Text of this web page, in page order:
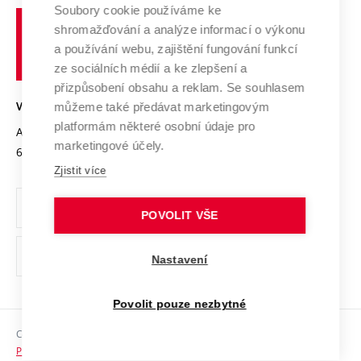
Výzkumné infrastruktury
Transfer znalostí
Open Science
Projekty
Projekty ze strukturálních fondů
Specifický výzkum
Spolupráce se školami
Služby univerzity
Mezinárodní dohody
Univerzitní sítě
Udržitelná univerzita
Podnikavá univerzita / ContriBUTe
Bezpečná univerzita
Vyznamenání
Organizační struktura
Ochrana osobních údajů
odkaz)
Sociální bezpečí
učení
technické
VYSOKÉ UČENÍ TECHNICKÉ V BRNĚ
Antonínská 548/1
602 00 Brno
www.vut.cz
vut@vutbr.cz
Copyright © 2026 VUT
Prohlášení o přístupnosti
Soubory cookie používáme ke
shromažďování a analýze informací o výkonu
a používání webu, zajištění fungování funkcí
ze sociálních médií a ke zlepšení a
přizpůsobení obsahu a reklam. Se souhlasem
můžeme také předávat marketingovým
platformám některé osobní údaje pro
marketingové účely.
Zjistit více
POVOLIT VŠE
Nastavení
Povolit pouze nezbytné